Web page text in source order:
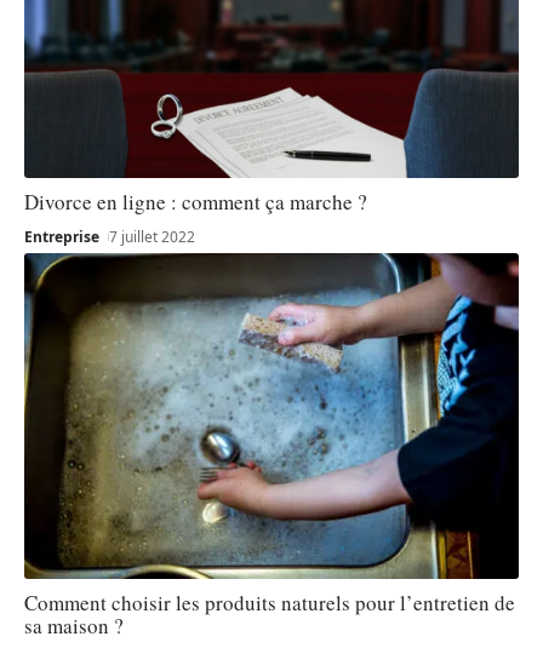
Divorce en ligne : comment ça marche ?
Entreprise 7 juillet 2022
Comment choisir les produits naturels pour l’entretien de
sa maison ?